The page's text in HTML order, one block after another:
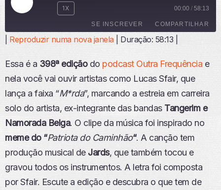
E
U
Z
R
E
I
S
D
I
1X 00:00 / 58:13
SE INSCREVER COMPARTILHAR
FEED RSS
INCORPO
RAR
Reproduzir numa nova janela| Duração: 58:13
Essa é a 398ª ediçãodo podcast Outra Frequência e
nela você vai ouvir artistas como Lucas Sfair, que
lança a faixa “M*rda”, marcando a estreia em carreira
solo do artista, ex-integrante das bandas Tangerim e
Namorada Belga. O clipe da música foi inspirado no
meme do “Patriota do Caminhão“. A canção tem
produção musical de Jards, que também tocou e
gravou todos os instrumentos. A letra foi composta
por Sfair. Escute a edição e descubra o que tem de